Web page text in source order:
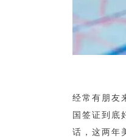
经常有朋友
国签证到底
话，这两年